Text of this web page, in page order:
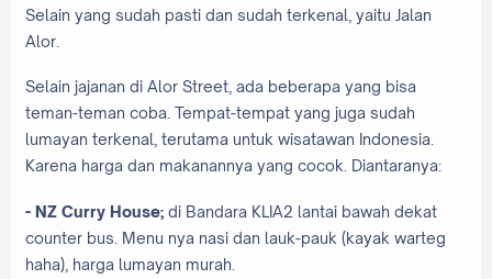
Selain yang sudah pasti dan sudah terkenal, yaitu Jalan
Alor.
Selain jajanan di Alor Street, ada beberapa yang bisa
teman-teman coba. Tempat-tempat yang juga sudah
lumayan terkenal, terutama untuk wisatawan Indonesia.
Karena harga dan makanannya yang cocok. Diantaranya:
- NZ Curry House; di Bandara KLIA2 lantai bawah dekat
counter bus. Menu nya nasi dan lauk-pauk (kayak warteg
haha), harga lumayan murah.